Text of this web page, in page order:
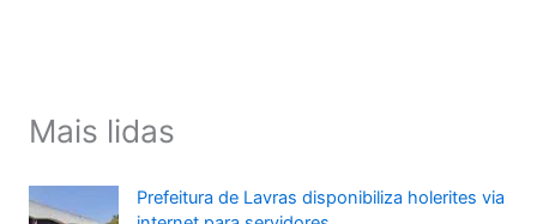
Mais lidas
Prefeitura de Lavras disponibiliza holerites via